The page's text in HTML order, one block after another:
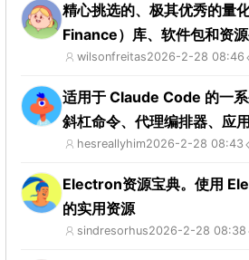
精心挑选的、极其优秀的量
Finance）库、软件包和资
wilsonfreitas2026-2-28 08:46
适用于 Claude Code 的一系
斜杠命令、代理编排器、应
hesreallyhim2026-2-28 08:43
Electron资源宝典。使用
的实用资源
sindresorhus2026-2-28 08:38